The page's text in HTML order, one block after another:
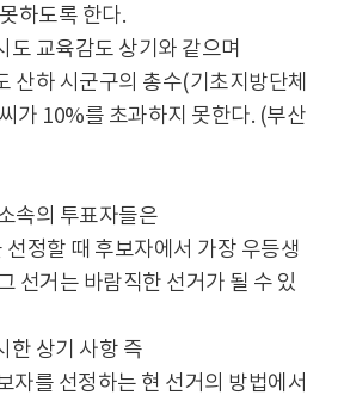
하도록 한다.
도 교육감도 상기와 같으며
산하 시군구의 총수(기초지방단체
가 10%를 초과하지 못한다. (부산
속의 투표자들은
정할 때 후보자에서 가장 우등생
선거는 바람직한 선거가 될 수 있
한 상기 사항 즉
자를 선정하는 현 선거의 방법에서